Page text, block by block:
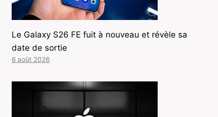
Le Galaxy S26 FE fuit à nouveau et révèle sa
date de sortie
6 août 2026